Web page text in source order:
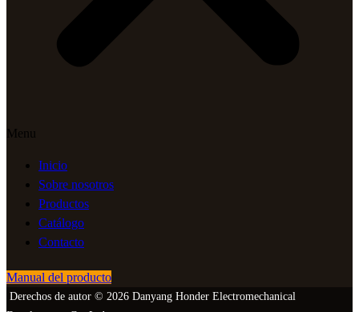
Menu
Inicio
Sobre nosotros
Productos
Catálogo
Contacto
Manual del producto
Derechos de autor © 2026 Danyang Honder Electromechanical